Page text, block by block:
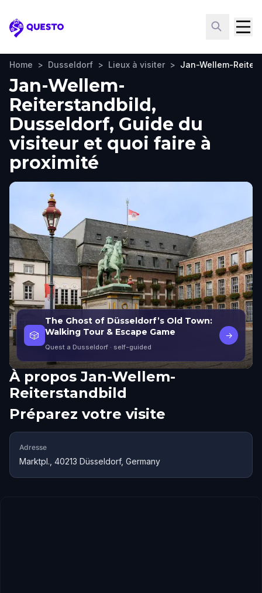
Questo
Home > Dusseldorf > Lieux à visiter > Jan-Wellem-
Jan-Wellem-
Reiterstandbild,
Dusseldorf, Guide du
visiteur et quoi faire à
proximité
🎲
The Ghost of Düsseldorf’s Old Town:
Walking Tour & Escape Game
Quest a Dusseldorf · self-guided
→
À propos Jan-Wellem-
Reiterstandbild
Préparez votre visite
Adresse
Marktpl., 40213 Düsseldorf, Germany